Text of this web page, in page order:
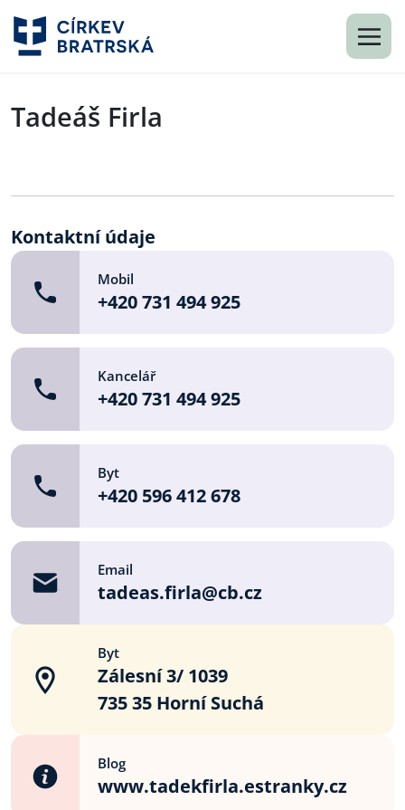
Tadeáš Firla
Kontaktní údaje
Mobil
+420 731 494 925
Kancelář
+420 731 494 925
Byt
+420 596 412 678
Email
tadeas.firla@cb.cz
Byt
Zálesní 3/ 1039
735 35 Horní Suchá
Blog
www.tadekfirla.estranky.cz